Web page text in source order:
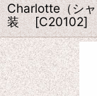
Charlotte（シ
装 [C20102]